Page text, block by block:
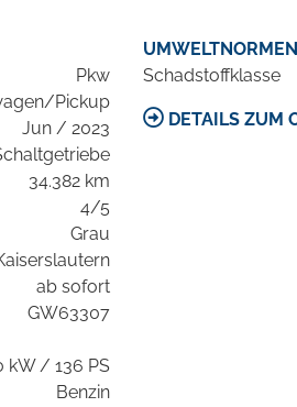
Pkw
Pickup
Jun / 2023
34.382 km
4/5
Grau
ab sofort
GW63307
kW / 136 PS
Benzin
Schadstoffklasse
DETAILS ZUM